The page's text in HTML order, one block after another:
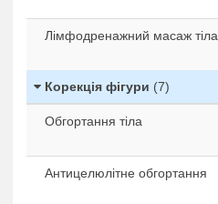
Лімфодренажний масаж тіла
Корекція фігури (7)
Обгортання тіла
Антицелюлітне обгортання